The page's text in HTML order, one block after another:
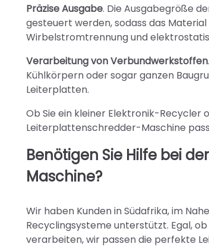
Präzise Ausgabe. Die Ausgabegröße
gesteuert werden, sodass das
Wirbelstromtrennung und
Verarbeitung von Verbundwerkstoffen
Kühlkörpern oder sogar ganzen
Leiterplatten.
Ob Sie ein kleiner Elektronik-
Leiterplattenschredder-Maschine
Benötigen Sie Hilfe bei
Maschine?
Wir haben Kunden in Südafrika, im
Recyclingsysteme unterstützt. Egal,
verarbeiten, wir passen die perfekte